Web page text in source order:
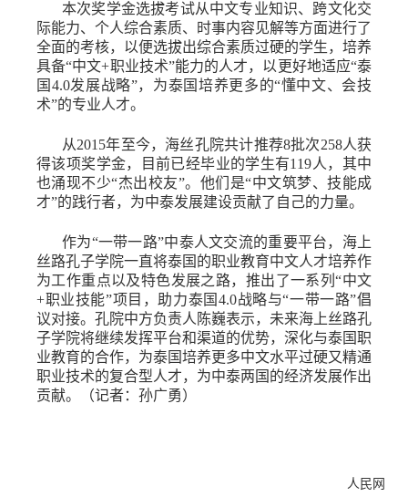
本次奖学金选拔考试从中文专业知识、跨文化交
际能力、个人综合素质、时事内容见解等方面进行了
全面的考核，以便选拔出综合素质过硬的学生，培养
具备“中文+职业技术”能力的人才，以更好地适应“泰
国4.0发展战略”，为泰国培养更多的“懂中文、会技
术”的专业人才。
从2015年至今，海丝孔院共计推荐8批次258人获
得该项奖学金，目前已经毕业的学生有119人，其中
也涌现不少“杰出校友”。他们是“中文筑梦、技能成
才”的践行者，为中泰发展建设贡献了自己的力量。
作为“一带一路”中泰人文交流的重要平台，海上
丝路孔子学院一直将泰国的职业教育中文人才培养作
为工作重点以及特色发展之路，推出了一系列“中文
+职业技能”项目，助力泰国4.0战略与“一带一路”倡
议对接。孔院中方负责人陈巍表示，未来海上丝路孔
子学院将继续发挥平台和渠道的优势，深化与泰国职
业教育的合作，为泰国培养更多中文水平过硬又精通
职业技术的复合型人才，为中泰两国的经济发展作出
贡献。
（记者： 孙广勇）
人民网